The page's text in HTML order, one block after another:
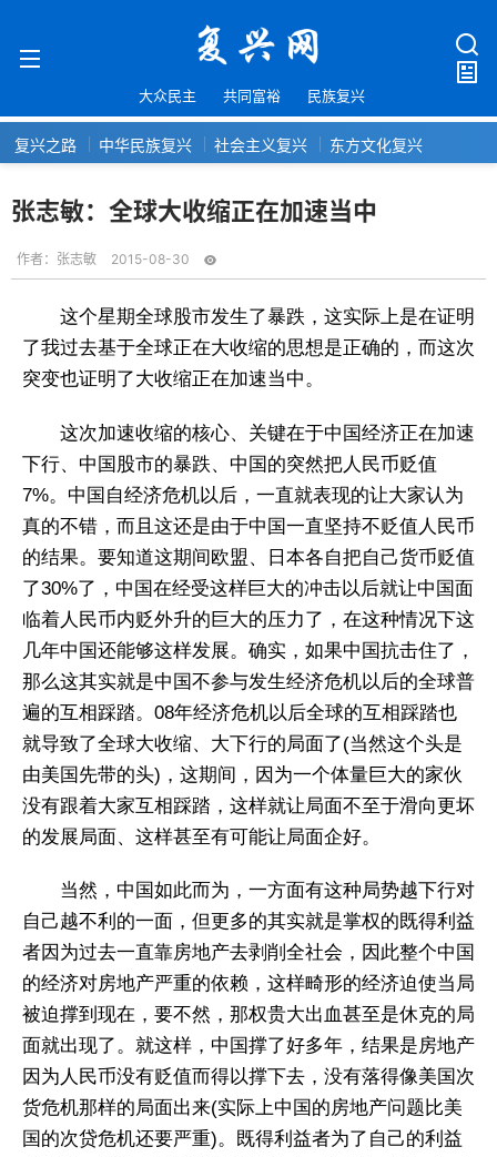
大众民主 共同富裕 民族复兴
复兴之路 中华民族复兴 社会主义复兴 东方文化复兴
张志敏：全球大收缩正在加速当中
作者： 张志敏 2015-08-30
这个星期全球股市发生了暴跌，这实际上是在证明
了我过去基于全球正在大收缩的思想是正确的，而这次
突变也证明了大收缩正在加速当中。
这次加速收缩的核心、关键在于中国经济正在加速
下行、中国股市的暴跌、中国的突然把人民币贬值
7%。中国自经济危机以后，一直就表现的让大家认为
真的不错，而且这还是由于中国一直坚持不贬值人民币
的结果。要知道这期间欧盟、日本各自把自己货币贬值
了30%了，中国在经受这样巨大的冲击以后就让中国面
临着人民币内贬外升的巨大的压力了，在这种情况下这
几年中国还能够这样发展。确实，如果中国抗击住了，
那么这其实就是中国不参与发生经济危机以后的全球普
遍的互相踩踏。08年经济危机以后全球的互相踩踏也
就导致了全球大收缩、大下行的局面了(当然这个头是
由美国先带的头)，这期间，因为一个体量巨大的家伙
没有跟着大家互相踩踏，这样就让局面不至于滑向更坏
的发展局面、这样甚至有可能让局面企好。
当然，中国如此而为，一方面有这种局势越下行对
自己越不利的一面，但更多的其实就是掌权的既得利益
者因为过去一直靠房地产去剥削全社会，因此整个中国
的经济对房地产严重的依赖，这样畸形的经济迫使当局
被迫撑到现在，要不然，那权贵大出血甚至是休克的局
面就出现了。就这样，中国撑了好多年，结果是房地产
因为人民币没有贬值而得以撑下去，没有落得像美国次
货危机那样的局面出来(实际上中国的房地产问题比美
国的次贷危机还要严重)。既得利益者为了自己的利益